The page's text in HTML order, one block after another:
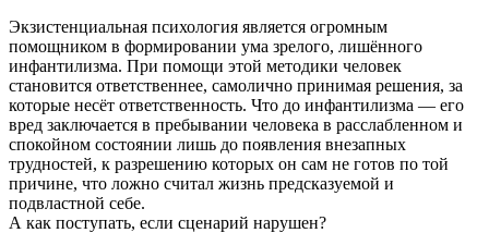
Экзистенциальная психология является огромным
помощником в формировании ума зрелого, лишённого
инфантилизма. При помощи этой методики человек
становится ответственнее, самолично принимая решения, за
которые несёт ответственность. Что до инфантилизма — его
вред заключается в пребывании человека в расслабленном и
спокойном состоянии лишь до появления внезапных
трудностей, к разрешению которых он сам не готов по той
причине, что ложно считал жизнь предсказуемой и
подвластной себе.
А как поступать, если сценарий нарушен?